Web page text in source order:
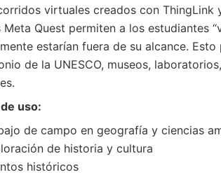
virtuales creados con ThingLink
Meta Quest permiten a los estudiantes
estarían fuera de su alcance.
de la UNESCO, museos,
uso:
de campo en geografía y ciencias
de historia y cultura
históricos